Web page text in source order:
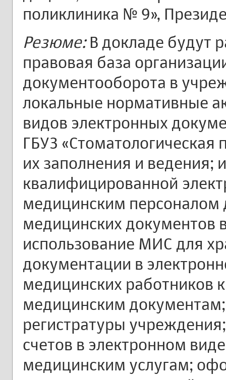
поликлиника № 9»,
Резюме:В докладе будут
правовая база
документооборота в
локальные нормативные
видов электронных
ГБУЗ
их заполнения и ведения;
квалифицированной
медицинским
медицинских документов
использование МИС для
документации в
медицинских работников
медицинским
регистратуры
счетов в электронном
медицинским услугам;